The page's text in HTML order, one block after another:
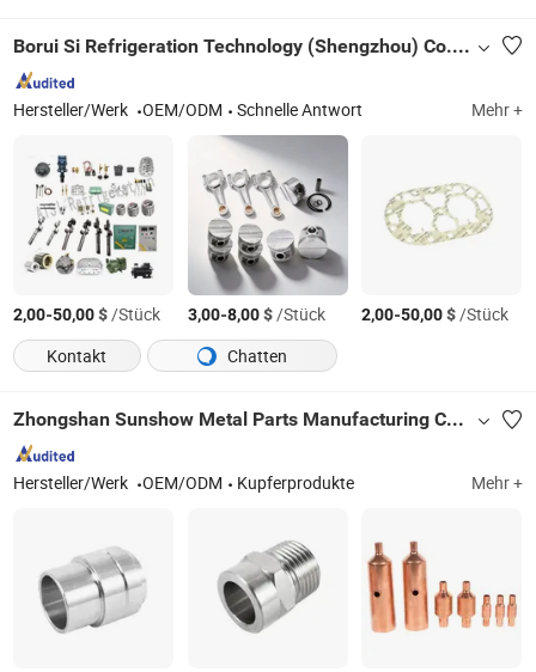
Borui Si Refrigeration Technology (Shengzhou) Co., Ltd
Hersteller/Werk OEM/ODM Schnelle Antwort Mehr +
2,00-50,00$/Stück 3,00-8,00$/Stück 2,00-50,00$/Stück
Kontakt
Chatten
Zhongshan Sunshow Metal Parts Manufacturing Co., Ltd.
Hersteller/Werk OEM/ODM Kupferprodukte Mehr +